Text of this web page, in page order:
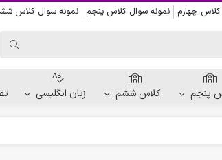
چهارم نمونه سوال کلاس پنجم نمونه سوال کلاس
پنجم کلاس ششم زبان انگلیسی